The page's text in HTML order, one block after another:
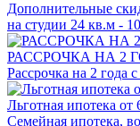
Дополнительные
на студии 24 кв.м -
РАССРОЧКА НА 2
Рассрочка на 2 года
Льготная ипотека от
Семейная ипотека,